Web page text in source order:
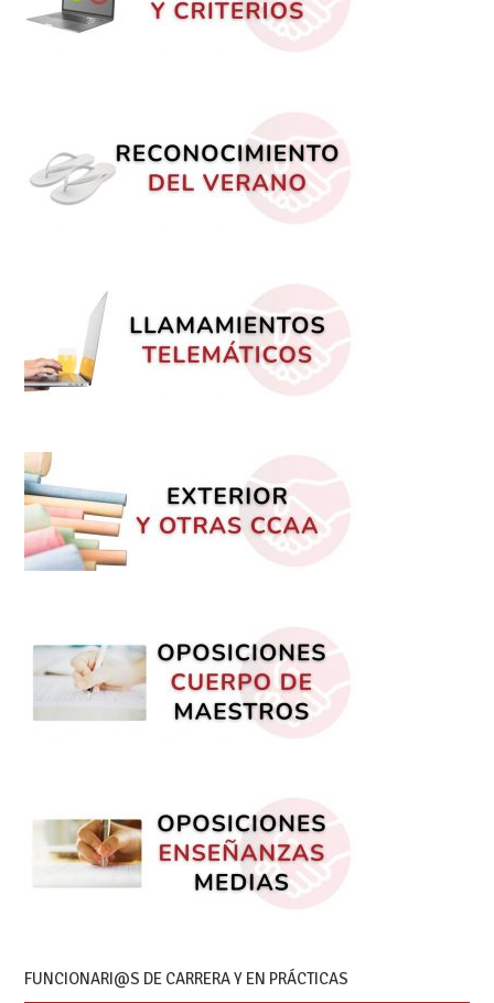
FUNCIONARI@S DE CARRERA Y EN PRÁCTICAS